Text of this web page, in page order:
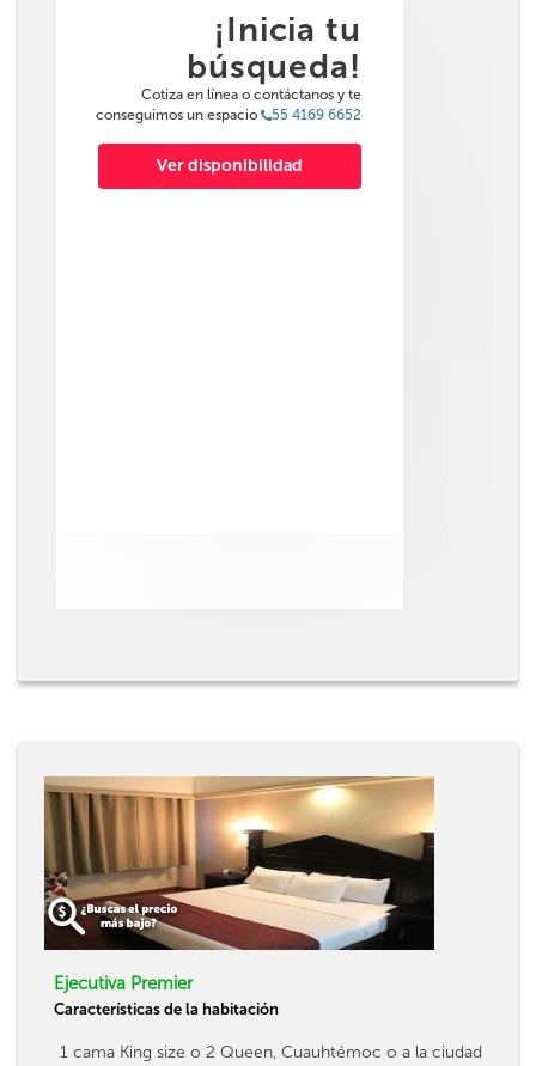
¡Inicia tu
búsqueda!
Cotiza en línea o contáctanos y te
conseguimos un espacio
55 4169 6652
Ver disponibilidad
Ejecutiva Premier
Características de la habitación
1 cama King size o 2 Queen, Cuauhtémoc o a la ciudad